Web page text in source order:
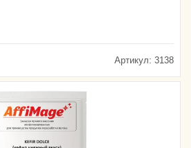
Артикул: 3138